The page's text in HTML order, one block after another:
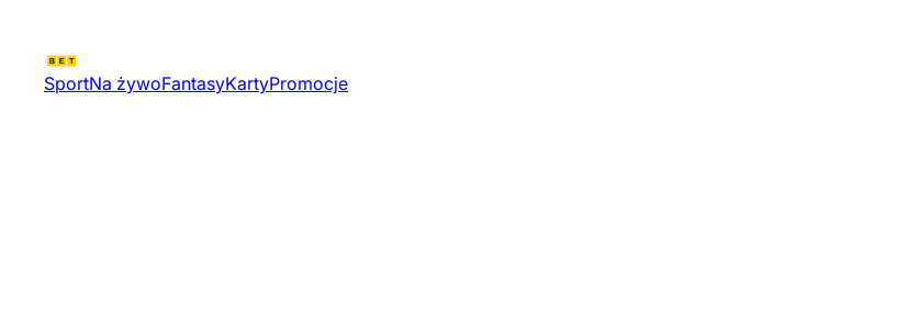
SportNa żywoFantasyKartyPromocje